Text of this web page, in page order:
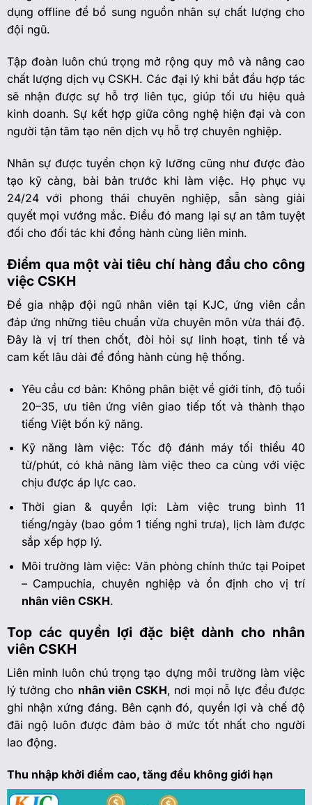
dụng offline để bổ sung nguồn nhân sự chất lượng cho
đội ngũ.
Tập đoàn luôn chú trọng mở rộng quy mô và nâng cao
chất lượng dịch vụ CSKH. Các đại lý khi bắt đầu hợp tác
sẽ nhận được sự hỗ trợ liên tục, giúp tối ưu hiệu quả
kinh doanh. Sự kết hợp giữa công nghệ hiện đại và con
người tận tâm tạo nên dịch vụ hỗ trợ chuyên nghiệp.
Nhân sự được tuyển chọn kỹ lưỡng cũng như được đào
tạo kỹ càng, bài bản trước khi làm việc. Họ phục vụ
24/24 với phong thái chuyên nghiệp, sẵn sàng giải
quyết mọi vướng mắc. Điều đó mang lại sự an tâm tuyệt
đối cho đối tác khi đồng hành cùng liên minh.
Điểm qua một vài tiêu chí hàng đầu cho công
việc CSKH
Để gia nhập đội ngũ nhân viên tại KJC, ứng viên cần
đáp ứng những tiêu chuẩn vừa chuyên môn vừa thái độ.
Đây là vị trí then chốt, đòi hỏi sự linh hoạt, tinh tế và
cam kết lâu dài để đồng hành cùng hệ thống.
Yêu cầu cơ bản: Không phân biệt về giới tính, độ tuổi
20–35, ưu tiên ứng viên giao tiếp tốt và thành thạo
tiếng Việt bốn kỹ năng.
Kỹ năng làm việc: Tốc độ đánh máy tối thiểu 40
từ/phút, có khả năng làm việc theo ca cùng với việc
chịu được áp lực cao.
Thời gian & quyền lợi: Làm việc trung bình 11
tiếng/ngày (bao gồm 1 tiếng nghỉ trưa), lịch làm được
sắp xếp hợp lý.
Môi trường làm việc: Văn phòng chính thức tại Poipet
– Campuchia, chuyên nghiệp và ổn định cho vị trí
nhân viên CSKH.
Top các quyền lợi đặc biệt dành cho nhân
viên CSKH
Liên minh luôn chú trọng tạo dựng môi trường làm việc
lý tưởng cho nhân viên CSKH, nơi mọi nỗ lực đều được
ghi nhận xứng đáng. Bên cạnh đó, quyền lợi và chế độ
đãi ngộ luôn được đảm bảo ở mức tốt nhất cho người
lao động.
Thu nhập khởi điểm cao, tăng đều không giới hạn